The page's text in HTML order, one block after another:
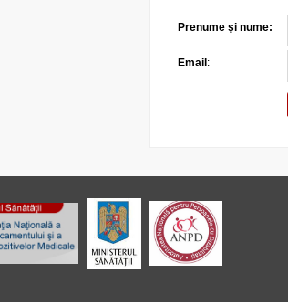
Prenume şi nume:
Email: